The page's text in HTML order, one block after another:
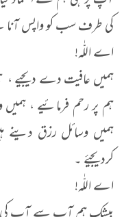
کی طرف سب کو واپس
اے اللّٰہ!
ہمیں عافیت دے دیجیے ،
ہم پر رحم فرمائیے ،
ہمیں وسائل رزق
کردیجیۓ ۔
اے اللّٰہ!